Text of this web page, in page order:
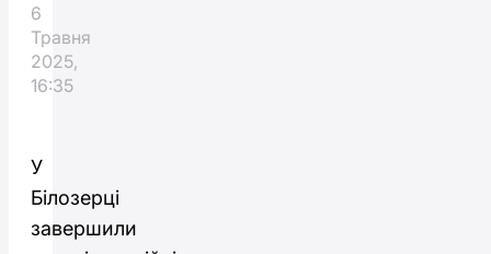
6
Травня
2025,
16:35
У
Білозерці
завершили